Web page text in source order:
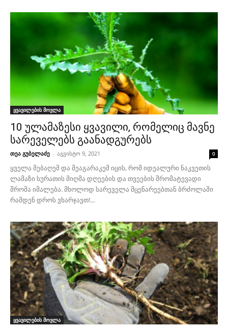
ყვავილების მოვლა
10 ულამაზესი ყვავილი, რომელიც მავნე
სარეველებს გაანადგურებს
თეა გუბელაძე - აგვისტო 9, 2021 0
ყველა მებაღემ და მეაგარაკემ იცის, რომ იდეალური ნაკვეთის
ლამაზი სურათის მიღმა დღეების და თვეების შრომატევადი
შრომა იმალება. მხოლოდ სარეველა მცენარეებთან ბრძოლაში
რამდენ დროს ვხარჯავთ!...
ყვავილების მოვლა